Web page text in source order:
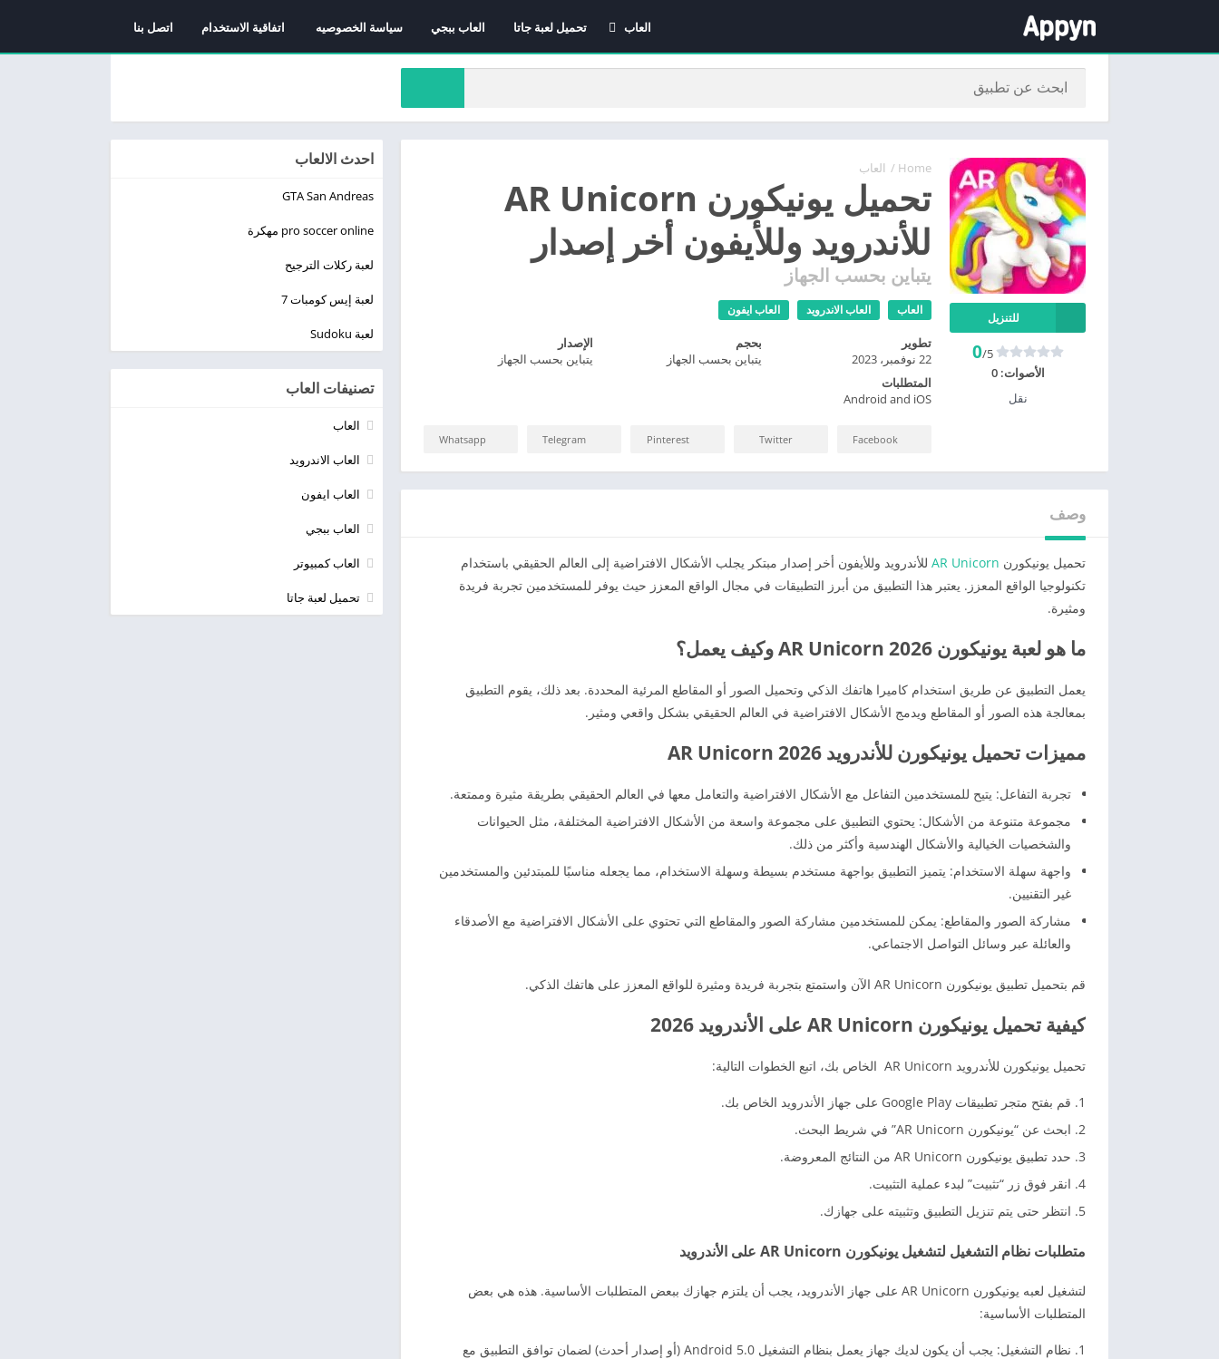
العاب
العاب الاندرويد
تحميل لعبة جاتا العاب ببجي سياسة الخصوصيه اتفاقية الاستخدام اتصل بنا
Home
/ العاب
تحميل يونيكورن AR Unicorn
للأندرويد وللأيفون أخر إصدار
يتباين بحسب الجهاز
العاب العاب الاندرويد العاب ايفون
للتنزيل
0/5
الأصوات:0
نقل
تطوير
22 نوفمبر، 2023
بحجم
يتباين بحسب الجهاز
الإصدار
يتباين بحسب الجهاز
المتطلبات
Android and iOS
Facebook
Twitter
Pinterest
Telegram
Whatsapp
وصف
تحميل يونيكورن AR Unicorn للأندرويد وللأيفون أخر إصدار مبتكر يجلب الأشكال الافتراضية إلى العالم الحقيقي باستخدام
تكنولوجيا الواقع المعزز. يعتبر هذا التطبيق من أبرز التطبيقات في مجال الواقع المعزز حيث يوفر للمستخدمين تجربة فريدة
ومثيرة.
ما هو لعبة يونيكورن 2026 AR Unicorn وكيف يعمل؟
يعمل التطبيق عن طريق استخدام كاميرا هاتفك الذكي وتحميل الصور أو المقاطع المرئية المحددة. بعد ذلك، يقوم التطبيق
بمعالجة هذه الصور أو المقاطع ويدمج الأشكال الافتراضية في العالم الحقيقي بشكل واقعي ومثير.
مميزات تحميل يونيكورن للأندرويد 2026 AR Unicorn
تجربة التفاعل: يتيح للمستخدمين التفاعل مع الأشكال الافتراضية والتعامل معها في العالم الحقيقي بطريقة مثيرة وممتعة.
مجموعة متنوعة من الأشكال: يحتوي التطبيق على مجموعة واسعة من الأشكال الافتراضية المختلفة، مثل الحيوانات
والشخصيات الخيالية والأشكال الهندسية وأكثر من ذلك.
واجهة سهلة الاستخدام: يتميز التطبيق بواجهة مستخدم بسيطة وسهلة الاستخدام، مما يجعله مناسبًا للمبتدئين والمستخدمين
غير التقنيين.
مشاركة الصور والمقاطع: يمكن للمستخدمين مشاركة الصور والمقاطع التي تحتوي على الأشكال الافتراضية مع الأصدقاء
والعائلة عبر وسائل التواصل الاجتماعي.
قم بتحميل تطبيق يونيكورن AR Unicorn الآن واستمتع بتجربة فريدة ومثيرة للواقع المعزز على هاتفك الذكي.
كيفية تحميل يونيكورن AR Unicorn على الأندرويد 2026
تحميل يونيكورن للأندرويد AR Unicorn الخاص بك، اتبع الخطوات التالية:
قم بفتح متجر تطبيقات Google Play على جهاز الأندرويد الخاص بك.
ابحث عن “يونيكورن AR Unicorn” في شريط البحث.
حدد تطبيق يونيكورن AR Unicorn من النتائج المعروضة.
انقر فوق زر “تثبيت” لبدء عملية التثبيت.
انتظر حتى يتم تنزيل التطبيق وتثبيته على جهازك.
متطلبات نظام التشغيل لتشغيل يونيكورن AR Unicorn على الأندرويد
لتشغيل لعبه يونيكورن AR Unicorn على جهاز الأندرويد، يجب أن يلتزم جهازك ببعض المتطلبات الأساسية. هذه هي بعض
المتطلبات الأساسية:
نظام التشغيل: يجب أن يكون لديك جهاز يعمل بنظام التشغيل Android 5.0 (أو إصدار أحدث) لضمان توافق التطبيق مع
احدث الالعاب
GTA San Andreas
pro soccer online مهكرة
لعبة ركلات الترجيح
لعبة إيس كومبات 7
لعبة Sudoku
تصنيفات العاب
العاب
العاب الاندرويد
العاب ايفون
العاب ببجي
العاب كمبيوتر
تحميل لعبة جاتا